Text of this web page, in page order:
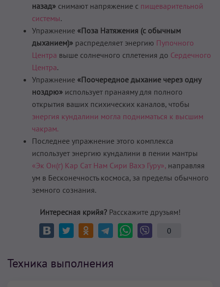
назад» снимают напряжение с пищеварительной
системы.
Упражнение «Поза Натяжения (с обычным
дыханием)» распределяет энергию Пупочного
Центра выше солнечного сплетения до Сердечного
Центра.
Упражнение «Поочередное дыхание через одну
ноздрю» использует пранаяму для полного
открытия ваших психических каналов, чтобы
энергия кундалини могла подниматься к высшим
чакрам.
Последнее упражнение этого комплекса
использует энергию кундалини в пении мантры
«Эк Он(г) Кар Caт Нам Сири Вахэ Гуру», направляя
ум в Бесконечность космоса, за пределы обычного
земного сознания.
Интересная крийя?Расскажите друзьям!
0
Техника выполнения